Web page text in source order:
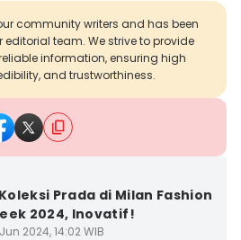
community writers and has been
editorial team. We strive to provide
information, ensuring high
and trustworthiness.
Koleksi Prada di Milan Fashion
2024, Inovatif!
2024, 14:02 WIB